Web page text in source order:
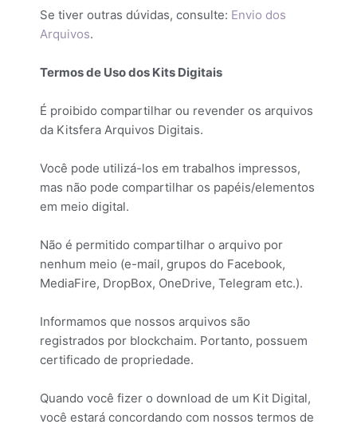
Se tiver outras dúvidas, consulte: Envio dos
Arquivos.
Termos de Uso dos Kits Digitais
É proibido compartilhar ou revender os arquivos
da Kitsfera Arquivos Digitais.
Você pode utilizá-los em trabalhos impressos,
mas não pode compartilhar os papéis/elementos
em meio digital.
Não é permitido compartilhar o arquivo por
nenhum meio (e-mail, grupos do Facebook,
MediaFire, DropBox, OneDrive, Telegram etc.).
Informamos que nossos arquivos são
registrados por blockchaim. Portanto, possuem
certificado de propriedade.
Quando você fizer o download de um Kit Digital,
você estará concordando com nossos termos de